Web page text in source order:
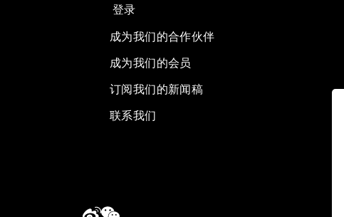
登录
成为我们的合作伙伴
成为我们的会员
订阅我们的新闻稿
联系我们